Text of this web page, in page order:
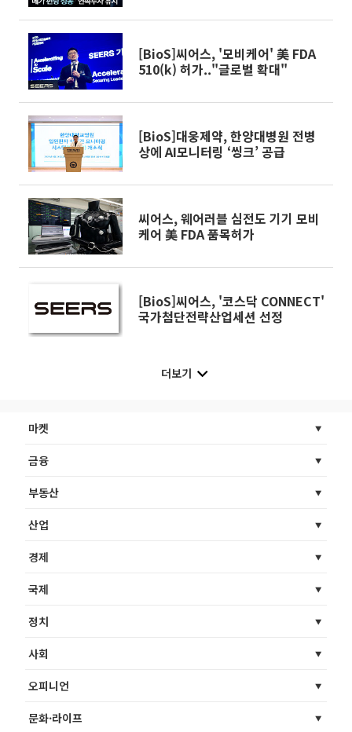
[BioS]씨어스, '모비케어' 美 FDA
510(k) 허가.."글로벌 확대"
[BioS]대웅제약, 한양대병원 전병
상에 AI모니터링 ‘씽크’ 공급
씨어스, 웨어러블 심전도 기기 모비
케어 美 FDA 품목허가
[BioS]씨어스, '코스닥 CONNECT'
국가첨단전략산업세션 선정
더보기
마켓
금융
부동산
산업
경제
국제
정치
사회
오피니언
문화·라이프